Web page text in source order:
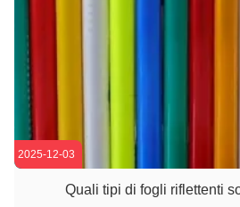
2025-12-03
Quali tipi di fogli riflettenti